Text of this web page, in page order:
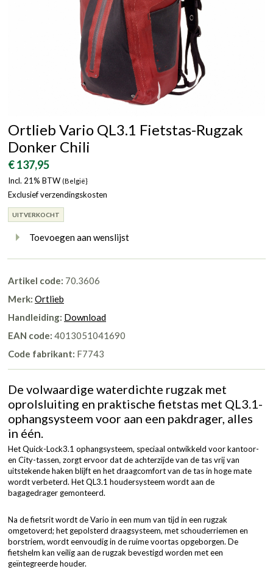
Ortlieb Vario QL3.1 Fietstas-Rugzak
Donker Chili
€ 137,95
Incl. 21% BTW (België}
Exclusief verzendingskosten
UITVERKOCHT
Toevoegen aan wenslijst
Artikel code: 70.3606
Merk: Ortlieb
Handleiding: Download
EAN code: 4013051041690
Code fabrikant: F7743
De volwaardige waterdichte rugzak met
oprolsluiting en praktische fietstas met QL3.1-
ophangsysteem voor aan een pakdrager, alles
in één.
Het Quick-Lock3.1 ophangsysteem, speciaal ontwikkeld voor kantoor-
en City-tassen, zorgt ervoor dat de achterzijde van de tas vrij van
uitstekende haken blijft en het draagcomfort van de tas in hoge mate
wordt verbeterd. Het QL3.1 houdersysteem wordt aan de
bagagedrager gemonteerd.
Na de fietsrit wordt de Vario in een mum van tijd in een rugzak
omgetoverd; het gepolsterd draagsysteem, met schouderriemen en
borstriem, wordt eenvoudig in de ruime voortas opgeborgen. De
fietshelm kan veilig aan de rugzak bevestigd worden met een
geïntegreerde houder.